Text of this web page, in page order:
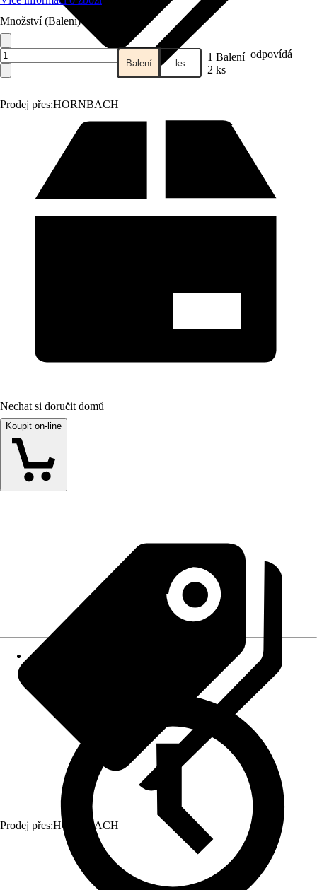
Prodej přes:HORNBACH
Množství (Balení)
Balení ks 1 Balení odpovídá
2 ks
Nechat si doručit domů
Koupit on-line
Prodej přes:HORNBACH